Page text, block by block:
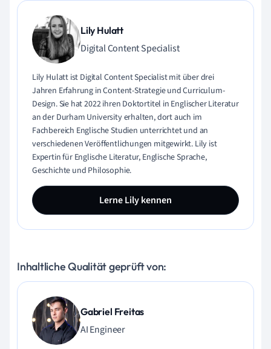
Lily Hulatt
Digital Content Specialist
Lily Hulatt ist Digital Content Specialist mit über drei
Jahren Erfahrung in Content-Strategie und Curriculum-
Design. Sie hat 2022 ihren Doktortitel in Englischer Literatur
an der Durham University erhalten, dort auch im
Fachbereich Englische Studien unterrichtet und an
verschiedenen Veröffentlichungen mitgewirkt. Lily ist
Expertin für Englische Literatur, Englische Sprache,
Geschichte und Philosophie.
Lerne Lily kennen
Inhaltliche Qualität geprüft von:
Gabriel Freitas
AI Engineer